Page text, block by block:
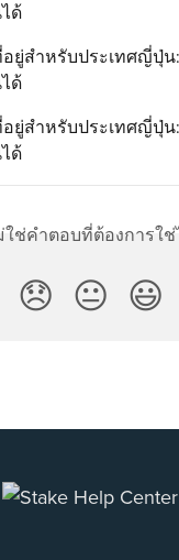
ด้
ยู่สำหรับประเทศญี่ปุ่น
ด้
ยู่สำหรับประเทศญี่ปุ่น
ด้
ใช่คำตอบที่ต้องการใช่
😞 😐 😃